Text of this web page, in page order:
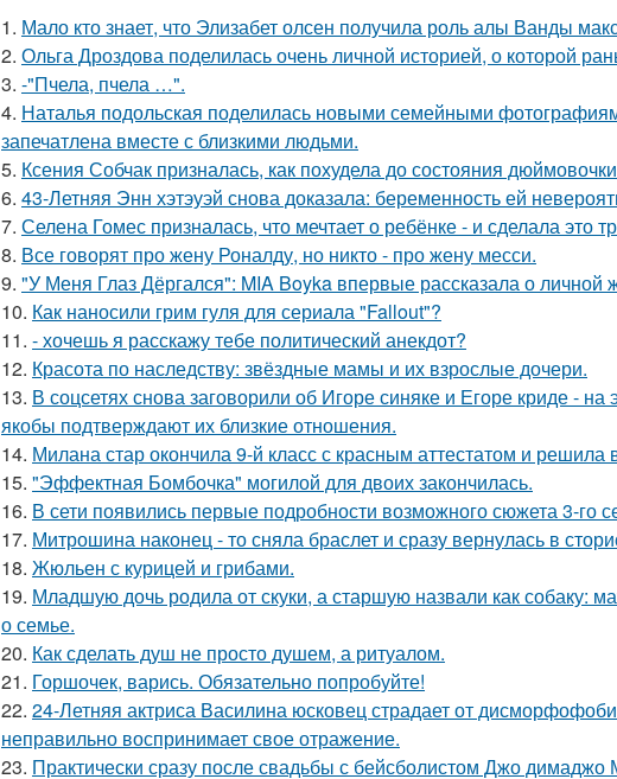
1. Мало кто знает, что Элизабет олсен получила роль алы Ванды
2. Ольга Дроздова поделилась очень личной историей, о которой
3. -"Пчела, пчела …".
4. Наталья подольская поделилась новыми семейными
запечатлена вместе с близкими людьми.
5. Ксения Собчак призналась, как похудела до состояния
6. 43-Летняя Энн хэтэуэй снова доказала: беременность ей
7. Селена Гомес призналась, что мечтает о ребёнке - и сделала это
8. Все говорят про жену Роналду, но никто - про жену месси.
9. "У Меня Глаз Дёргался": MIA Boyka впервые рассказала о личной
10. Как наносили грим гуля для сериала "Fallout"?
11. - хочешь я расскажу тебе политический анекдот?
12. Красота по наследству: звёздные мамы и их взрослые дочери.
13. В соцсетях снова заговорили об Игоре синяке и Егоре криде -
якобы подтверждают их близкие отношения.
14. Милана стар окончила 9-й класс с красным аттестатом и
15. "Эффектная Бомбочка" могилой для двоих закончилась.
16. В сети появились первые подробности возможного сюжета 3-го
17. Митрошина наконец - то сняла браслет и сразу вернулась в
18. Жюльен с курицей и грибами.
19. Младшую дочь родила от скуки, а старшую назвали как собаку:
о семье.
20. Как сделать душ не просто душем, а ритуалом.
21. Горшочек, варись. Обязательно попробуйте!
22. 24-Летняя актриса Василина юсковец страдает от
неправильно воспринимает свое отражение.
23. Практически сразу после свадьбы с бейсболистом Джо